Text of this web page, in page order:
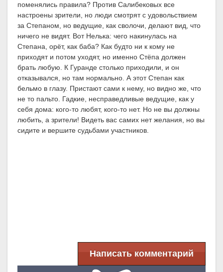
поменялись правила? Против Салибековых все
настроены зрители, но люди смотрят с удовольствием
за Степаном, но ведущие, как сволочи, делают вид, что
ничего не видят. Вот Нелька: чего накинулась на
Степана, орёт, как баба? Как будто ни к кому не
приходят и потом уходят, но именно Стёпа должен
брать любую. К Гуранде столько приходили, и он
отказывался, но там нормально. А этот Степан как
бельмо в глазу. Пристают сами к нему, но видно же, что
не то пальто. Гадкие, несправедливые ведущие, как у
себя дома: кого-то любят, кого-то нет. Но не вы должны
любить, а зрители! Видеть вас самих нет желания, но вы
сидите и вершите судьбами участников.
Написать комментарий